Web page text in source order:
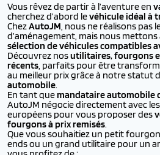
Vous rêvez de partir à l’aventure en
cherchez d’abord levéhicule idéal à
ChezAutoJM, nous ne réalisons pas
d’aménagement, mais nous
sélection de véhicules compatibles
Découvrez nosutilitaires, fourgons
récents, parfaits pour être
au meilleur prix grâce à notre statut
automobile.
En tant quemandataire automobile
AutoJM négocie directement avec
européens pour vous proposer des
fourgons à prix remisés.
Que vous souhaitiez un petit
ends ou un grand utilitaire pour un